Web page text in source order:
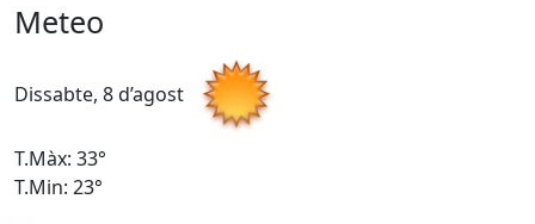
Meteo
Dissabte, 8 d’agost
T.Màx: 33°
T.Min: 23°